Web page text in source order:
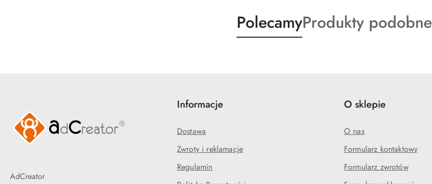
Produkty
o
PolecamyProdukty
o
Produkty podobne
AdCreator
Informacje
Dostawa
Zwroty i reklamacje
Regulamin
O sklepie
O nas
Formularz kontaktowy
Formularz zwrotów